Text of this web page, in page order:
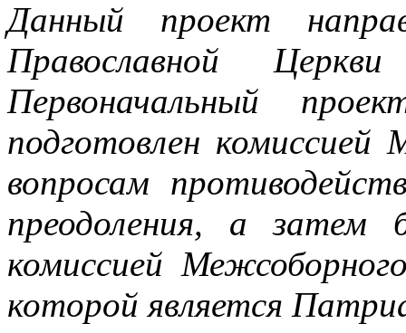
Данный проект
Православной
Первоначальный
подготовлен комиссией
вопросам
преодоления, а затем
комиссией
которой является